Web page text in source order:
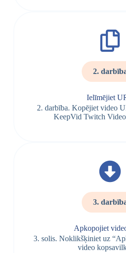
2.
Ielīmējiet
2. darbība. Kopējiet video
KeepVid Twitch Video
3.
Apkopojiet
3. solis. Noklikšķiniet uz
video